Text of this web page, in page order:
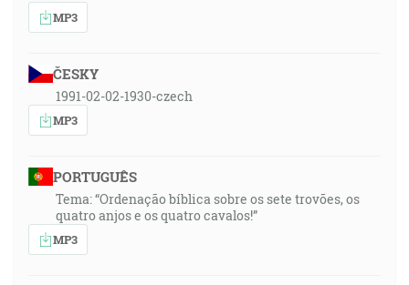
MP3
ČESKY
1991-02-02-1930-czech
MP3
PORTUGUÊS
Tema: “Ordenação bíblica sobre os sete trovões, os
quatro anjos e os quatro cavalos!”
MP3